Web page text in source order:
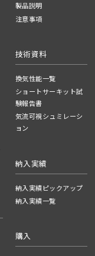
製品説明
注意事項
技術資料
換気性能一覧
ショートサーキット試
験報告書
気流可視シュミレーシ
ョン
納入実績
納入実績ピックアップ
納入実績一覧
購入